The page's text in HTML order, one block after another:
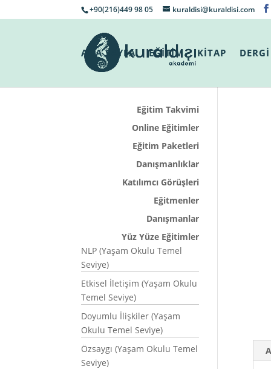
+90(216)449 98 05 kuraldisi@kuraldisi.com
ANA SAYFA EĞİTİM KİTAP DERGİ
Eğitim Takvimi
Online Eğitimler
Eğitim Paketleri
Danışmanlıklar
Katılımcı Görüşleri
Eğitmenler
Danışmanlar
Yüz Yüze Eğitimler
NLP (Yaşam Okulu Temel
Seviye)
Etkisel İletişim (Yaşam Okulu
Temel Seviye)
Doyumlu İlişkiler (Yaşam
Okulu Temel Seviye)
Özsaygı (Yaşam Okulu Temel
Seviye)